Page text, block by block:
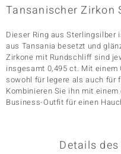
Classics
Tansanischer Zirkon
Dieser Ring aus Sterlingsilber
aus Tansania besetzt und
Zirkone mit Rundschliff sind
insgesamt 0,495 ct. Mit
sowohl für legere als auch für
Kombinieren Sie ihn mit
Business-Outfit für einen
Details